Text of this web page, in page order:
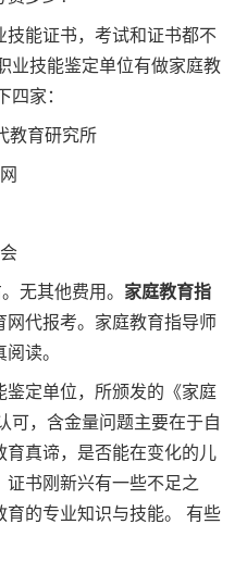
能证书，考试和证书都不
业技能鉴定单位有做家庭教
四家：
教育研究所
无其他费用。 家庭教育指
网代报考。家庭教育指导师
读。
定单位，所颁发的《家庭
可，含金量问题主要在于自
真谛，是否能在变化的儿
书刚新兴有一些不足之
的专业知识与技能。 有些